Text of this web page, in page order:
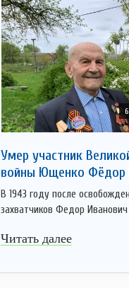
Умер участник
войны Ющенко Фёдор
В 1943 году после
захватчиков Федор
Читать далее